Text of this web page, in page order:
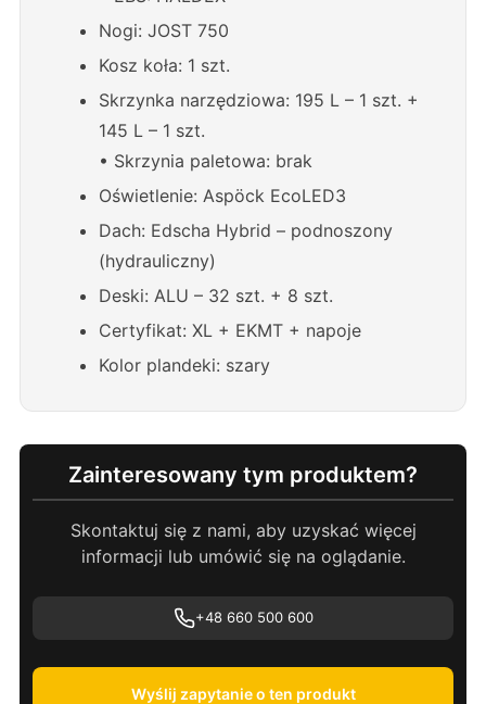
Nogi: JOST 750
Kosz koła: 1 szt.
Skrzynka narzędziowa: 195 L – 1 szt. +
145 L – 1 szt.
• Skrzynia paletowa: brak
Oświetlenie: Aspöck EcoLED3
Dach: Edscha Hybrid – podnoszony
(hydrauliczny)
Deski: ALU – 32 szt. + 8 szt.
Certyfikat: XL + EKMT + napoje
Kolor plandeki: szary
Zainteresowany tym produktem?
Skontaktuj się z nami, aby uzyskać więcej
informacji lub umówić się na oglądanie.
+48 660 500 600
Wyślij zapytanie o ten produkt